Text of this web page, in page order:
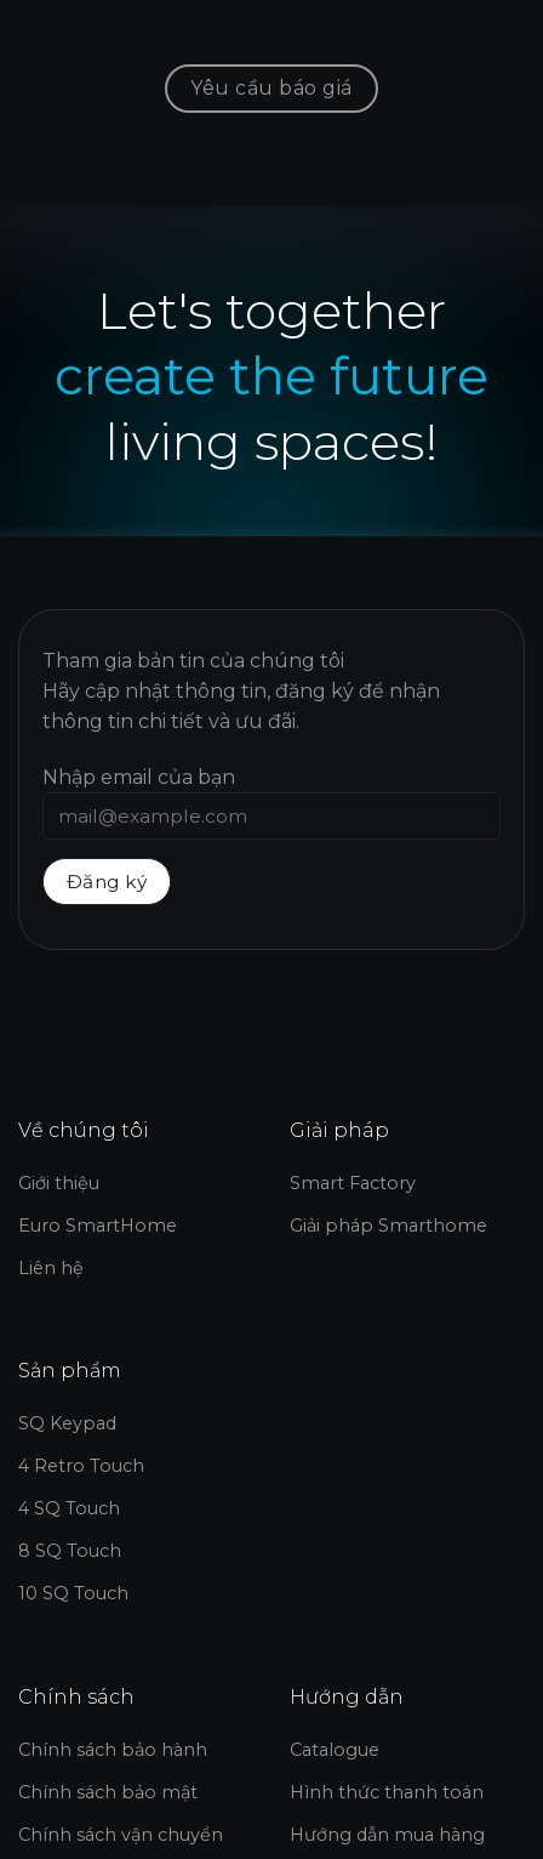
Yêu cầu báo giá
Let's together
create the future
living spaces!
Tham gia bản tin của chúng tôi
Hãy cập nhật thông tin, đăng ký để nhận
thông tin chi tiết và ưu đãi.
Nhập email của bạn
Về chúng tôi
Giới thiệu
Euro SmartHome
Liên hệ
Giải pháp
Smart Factory
Giải pháp Smarthome
Sản phẩm
SQ Keypad
4 Retro Touch
4 SQ Touch
8 SQ Touch
10 SQ Touch
Chính sách
Chính sách bảo hành
Chính sách bảo mật
Chính sách vận chuyển
Hướng dẫn
Catalogue
Hình thức thanh toán
Hướng dẫn mua hàng